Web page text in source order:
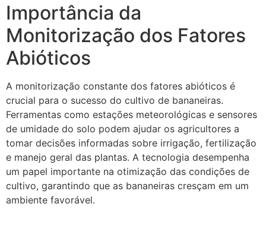
Importância da
Monitorização dos Fatores
Abióticos
A monitorização constante dos fatores abióticos é
crucial para o sucesso do cultivo de bananeiras.
Ferramentas como estações meteorológicas e sensores
de umidade do solo podem ajudar os agricultores a
tomar decisões informadas sobre irrigação, fertilização
e manejo geral das plantas. A tecnologia desempenha
um papel importante na otimização das condições de
cultivo, garantindo que as bananeiras cresçam em um
ambiente favorável.